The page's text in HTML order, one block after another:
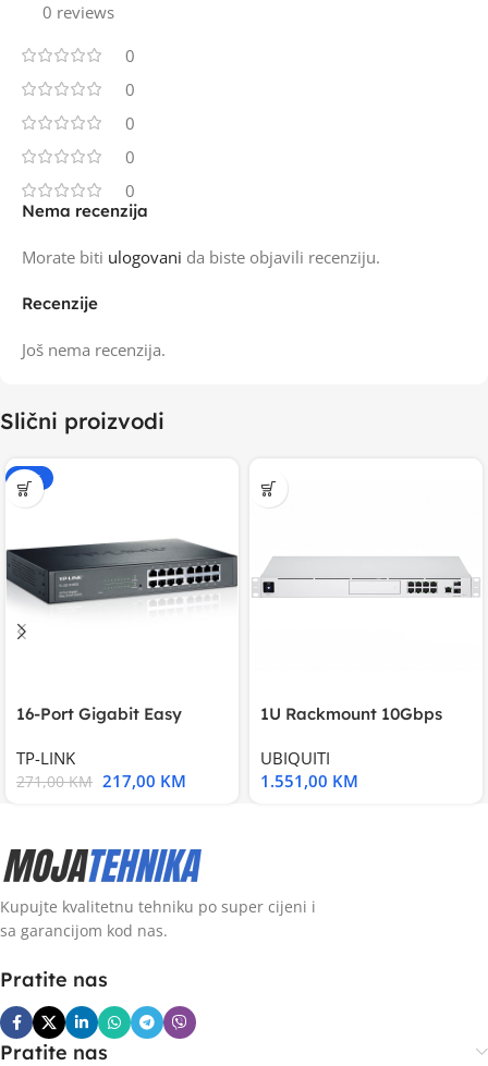
0 reviews
0
0
0
0
0
Recenzije
Još nema recenzija.
Nema recenzija
Morate biti ulogovani da biste objavili recenziju.
Slični proizvodi
-20%
16-Port Gigabit Easy
TP-LINK
271,00KM 217,00 KM
1U Rackmount 10Gbps
UBIQUITI
1.551,00 KM
Kupujte kvalitetnu tehniku po super cijeni i
sa garancijom kod nas.
Pratite nas
Pratite nas